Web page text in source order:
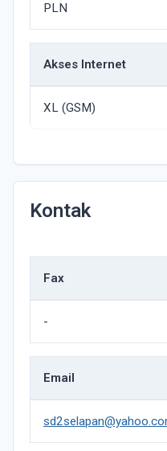
PLN
Akses Internet
XL (GSM)
Kontak
Fax
-
Email